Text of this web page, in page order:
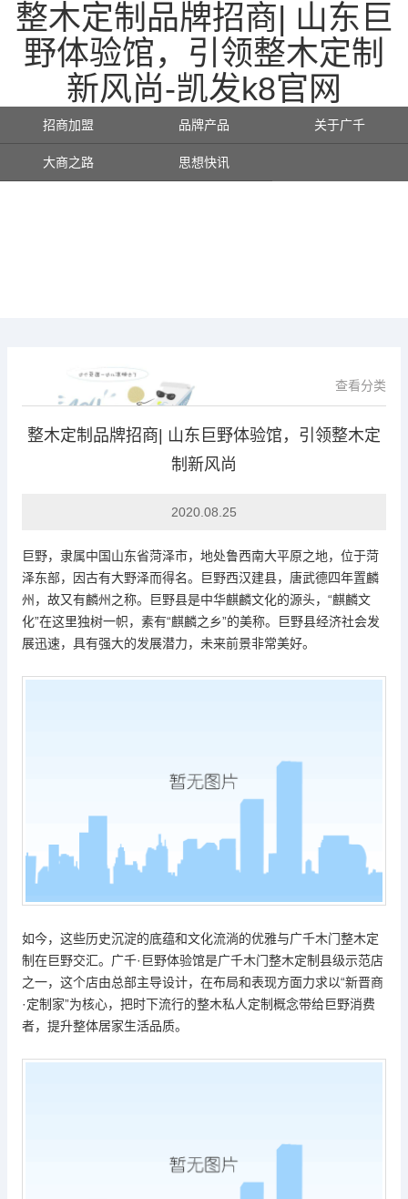
整木定制品牌招商| 山东巨
野体验馆，引领整木定制
新风尚-凯发k8官网
招商加盟 品牌产品 关于广千
大商之路 思想快讯
查看分类
整木定制品牌招商| 山东巨野体验馆，引领整木定
制新风尚
2020.08.25
巨野，隶属中国山东省菏泽市，地处鲁西南大平原之地，位于菏
泽东部，因古有大野泽而得名。巨野西汉建县，唐武德四年置麟
州，故又有麟州之称。巨野县是中华麒麟文化的源头， “麒麟文
化”在这里独树一帜，素有“麒麟之乡”的美称。巨野县经济社会发
展迅速，具有强大的发展潜力，未来前景非常美好。
如今，这些历史沉淀的底蕴和文化流淌的优雅与广千木门整木定
制在巨野交汇。 广千· 巨野体验馆是广千木门整木定制县级示范店
之一，这个店由总部主导设计，在布局和表现方面力求以“新晋商
·定制家”为核心，把时下流行的整木私人定制概念带给巨野消费
者，提升整体居家生活品质。